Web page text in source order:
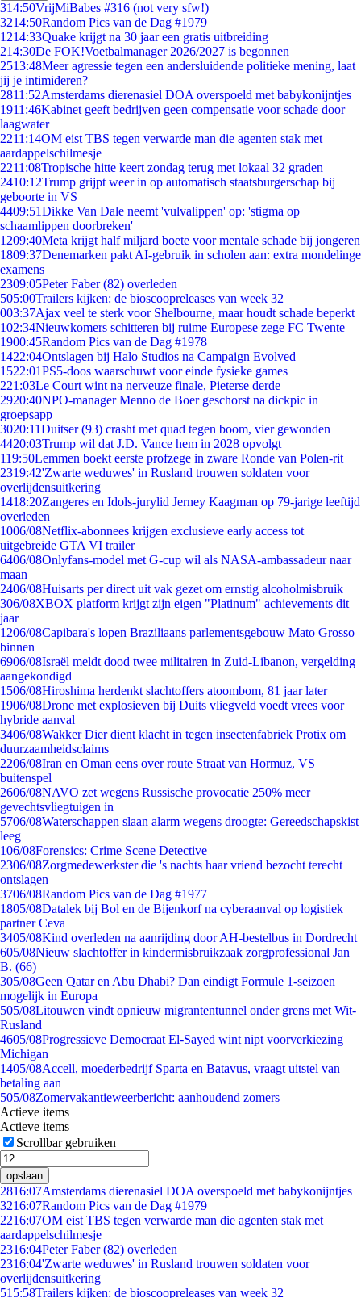
314:50VrijMiBabes #316 (not very sfw!)
3214:50Random Pics van de Dag #1979
1214:33Quake krijgt na 30 jaar een gratis uitbreiding
214:30De FOK!Voetbalmanager 2026/2027 is begonnen
2513:48Meer agressie tegen een andersluidende politieke mening, laat
jij je intimideren?
2811:52Amsterdams dierenasiel DOA overspoeld met babykonijntjes
1911:46Kabinet geeft bedrijven geen compensatie voor schade door
laagwater
2211:14OM eist TBS tegen verwarde man die agenten stak met
aardappelschilmesje
2211:08Tropische hitte keert zondag terug met lokaal 32 graden
2410:12Trump grijpt weer in op automatisch staatsburgerschap bij
geboorte in VS
4409:51Dikke Van Dale neemt 'vulvalippen' op: 'stigma op
schaamlippen doorbreken'
1209:40Meta krijgt half miljard boete voor mentale schade bij jongeren
1809:37Denemarken pakt AI-gebruik in scholen aan: extra mondelinge
examens
2309:05Peter Faber (82) overleden
505:00Trailers kijken: de bioscoopreleases van week 32
003:37Ajax veel te sterk voor Shelbourne, maar houdt schade beperkt
102:34Nieuwkomers schitteren bij ruime Europese zege FC Twente
1900:45Random Pics van de Dag #1978
1422:04Ontslagen bij Halo Studios na Campaign Evolved
1522:01PS5-doos waarschuwt voor einde fysieke games
221:03Le Court wint na nerveuze finale, Pieterse derde
2920:40NPO-manager Menno de Boer geschorst na dickpic in
groepsapp
3020:11Duitser (93) crasht met quad tegen boom, vier gewonden
4420:03Trump wil dat J.D. Vance hem in 2028 opvolgt
119:50Lemmen boekt eerste profzege in zware Ronde van Polen-rit
2319:42'Zwarte weduwes' in Rusland trouwen soldaten voor
overlijdensuitkering
1418:20Zangeres en Idols-jurylid Jerney Kaagman op 79-jarige leeftijd
overleden
1006/08Netflix-abonnees krijgen exclusieve early access tot
uitgebreide GTA VI trailer
6406/08Onlyfans-model met G-cup wil als NASA-ambassadeur naar
maan
2406/08Huisarts per direct uit vak gezet om ernstig alcoholmisbruik
306/08XBOX platform krijgt zijn eigen "Platinum" achievements dit
jaar
1206/08Capibara's lopen Braziliaans parlementsgebouw Mato Grosso
binnen
6906/08Israël meldt dood twee militairen in Zuid-Libanon, vergelding
aangekondigd
1506/08Hiroshima herdenkt slachtoffers atoombom, 81 jaar later
1906/08Drone met explosieven bij Duits vliegveld voedt vrees voor
hybride aanval
3406/08Wakker Dier dient klacht in tegen insectenfabriek Protix om
duurzaamheidsclaims
2206/08Iran en Oman eens over route Straat van Hormuz, VS
buitenspel
2606/08NAVO zet wegens Russische provocatie 250% meer
gevechtsvliegtuigen in
5706/08Waterschappen slaan alarm wegens droogte: Gereedschapskist
leeg
106/08Forensics: Crime Scene Detective
2306/08Zorgmedewerkster die 's nachts haar vriend bezocht terecht
ontslagen
3706/08Random Pics van de Dag #1977
1805/08Datalek bij Bol en de Bijenkorf na cyberaanval op logistiek
partner Ceva
3405/08Kind overleden na aanrijding door AH-bestelbus in Dordrecht
605/08Nieuw slachtoffer in kindermisbruikzaak zorgprofessional Jan
B. (66)
305/08Geen Qatar en Abu Dhabi? Dan eindigt Formule 1-seizoen
mogelijk in Europa
505/08Litouwen vindt opnieuw migrantentunnel onder grens met Wit-
Rusland
4605/08Progressieve Democraat El-Sayed wint nipt voorverkiezing
Michigan
1405/08Accell, moederbedrijf Sparta en Batavus, vraagt uitstel van
betaling aan
505/08Zomervakantieweerbericht: aanhoudend zomers
Actieve items
Actieve items
Scrollbar gebruiken
opslaan
2816:07Amsterdams dierenasiel DOA overspoeld met babykonijntjes
3216:07Random Pics van de Dag #1979
2216:07OM eist TBS tegen verwarde man die agenten stak met
aardappelschilmesje
2316:04Peter Faber (82) overleden
2316:04'Zwarte weduwes' in Rusland trouwen soldaten voor
overlijdensuitkering
515:58Trailers kijken: de bioscoopreleases van week 32